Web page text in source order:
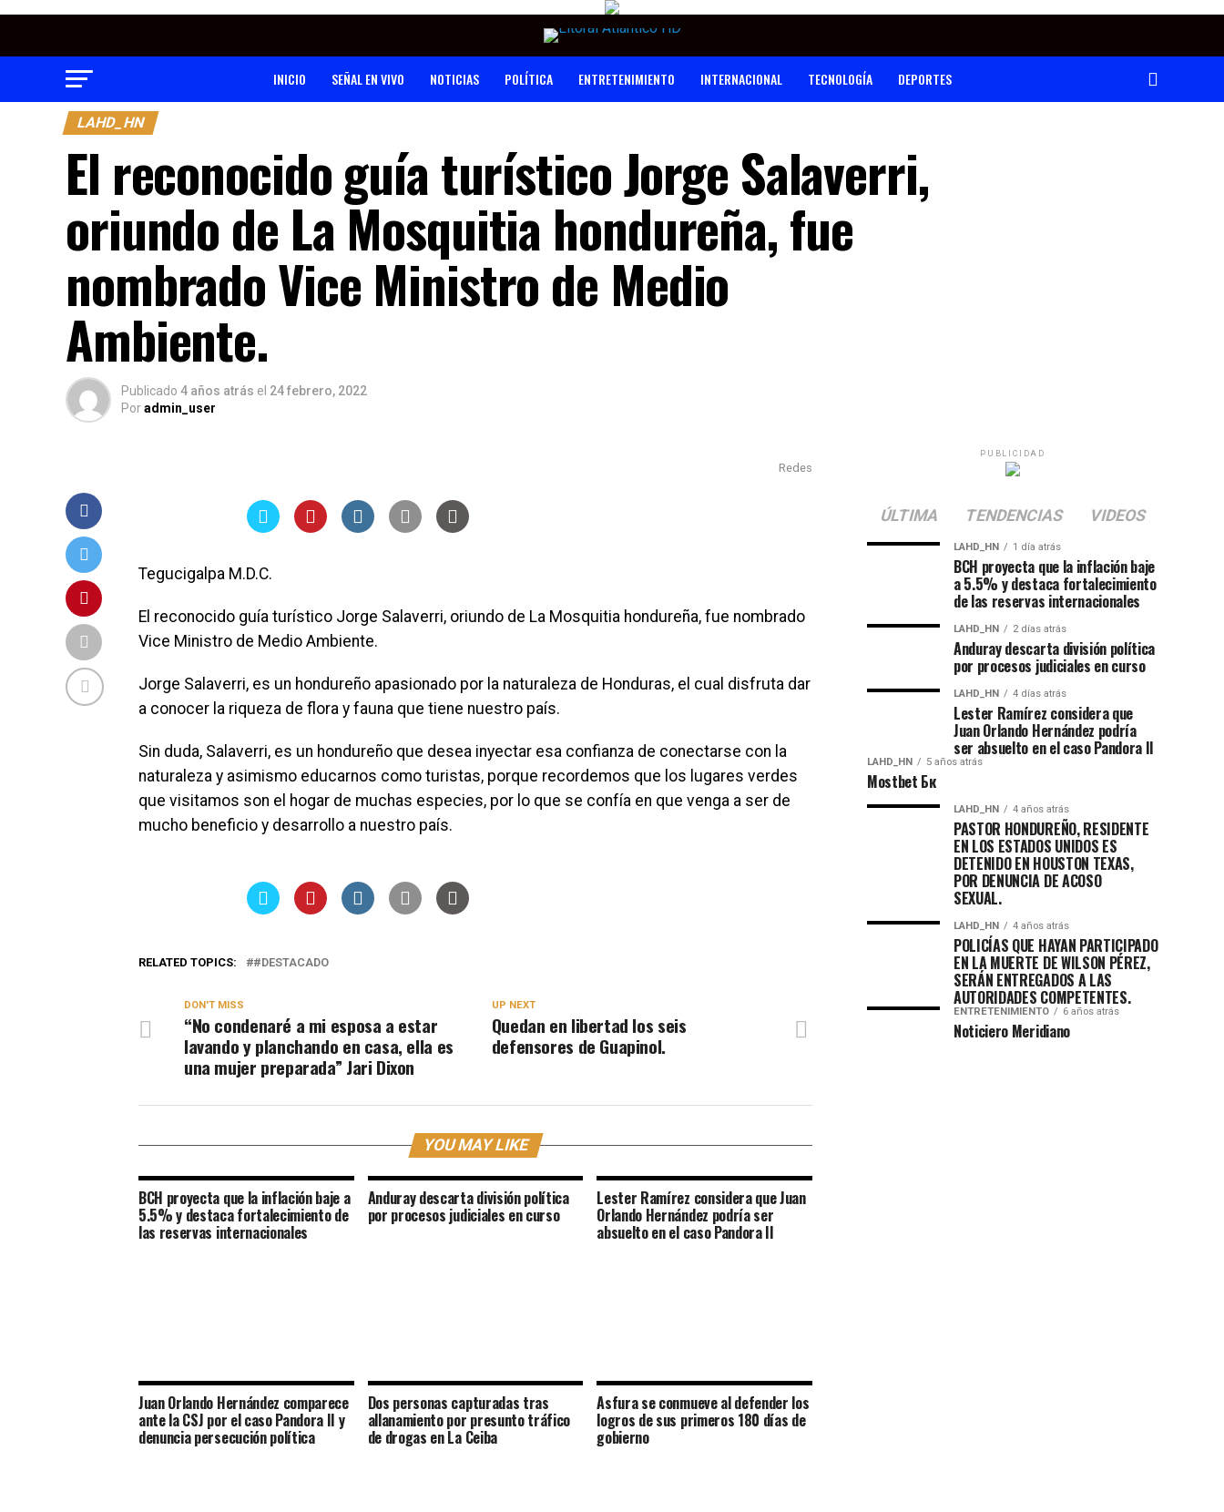
INICIO SEÑAL EN VIVO NOTICIAS POLÍTICA ENTRETENIMIENTO INTERNACIONAL TECNOLOGÍA DEPORTES
LAHD_HN
El reconocido guía turístico Jorge Salaverri,
oriundo de La Mosquitia hondureña, fue
nombrado Vice Ministro de Medio
Ambiente.
Publicado 4 años atrás el 24 febrero, 2022
Poradmin_user
Redes
Tegucigalpa M.D.C.
El reconocido guía turístico Jorge Salaverri, oriundo de La Mosquitia hondureña, fue nombrado
Vice Ministro de Medio Ambiente.
Jorge Salaverri, es un hondureño apasionado por la naturaleza de Honduras, el cual disfruta dar
a conocer la riqueza de flora y fauna que tiene nuestro país.
Sin duda, Salaverri, es un hondureño que desea inyectar esa confianza de conectarse con la
naturaleza y asimismo educarnos como turistas, porque recordemos que los lugares verdes
que visitamos son el hogar de muchas especies, por lo que se confía en que venga a ser de
mucho beneficio y desarrollo a nuestro país.
RELATED TOPICS: #DESTACADO
UP NEXT
Quedan en libertad los seis
defensores de Guapinol.
DON'T MISS
“No condenaré a mi esposa a estar
lavando y planchando en casa, ella es
una mujer preparada” Jari Dixon
YOU MAY LIKE
BCH proyecta que la inflación baje a
5.5% y destaca fortalecimiento de
las reservas internacionales
Anduray descarta división política
por procesos judiciales en curso
Lester Ramírez considera que Juan
Orlando Hernández podría ser
absuelto en el caso Pandora II
Juan Orlando Hernández comparece
ante la CSJ por el caso Pandora II y
denuncia persecución política
Dos personas capturadas tras
allanamiento por presunto tráfico
de drogas en La Ceiba
Asfura se conmueve al defender los
logros de sus primeros 180 días de
gobierno
PUBLICIDAD
ÚLTIMA TENDENCIAS VIDEOS
LAHD_HN 1 día atrás
BCH proyecta que la inflación baje
a 5.5% y destaca fortalecimiento
de las reservas internacionales
LAHD_HN 2 días atrás
Anduray descarta división política
por procesos judiciales en curso
LAHD_HN 4 días atrás
Lester Ramírez considera que
Juan Orlando Hernández podría
ser absuelto en el caso Pandora II
LAHD_HN 5 años atrás
Mostbet Бк
LAHD_HN 4 años atrás
PASTOR HONDUREÑO, RESIDENTE
EN LOS ESTADOS UNIDOS ES
DETENIDO EN HOUSTON TEXAS,
POR DENUNCIA DE ACOSO
SEXUAL.
LAHD_HN 4 años atrás
POLICÍAS QUE HAYAN PARTICIPADO
EN LA MUERTE DE WILSON PÉREZ,
SERÁN ENTREGADOS A LAS
AUTORIDADES COMPETENTES.
ENTRETENIMIENTO 6 años atrás
Noticiero Meridiano